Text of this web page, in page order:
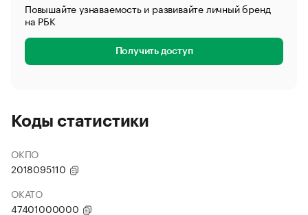
Повышайте узнаваемость и развивайте личный бренд
на РБК
Получить доступ
Коды статистики
ОКПО
2018095110
ОКАТО
47401000000